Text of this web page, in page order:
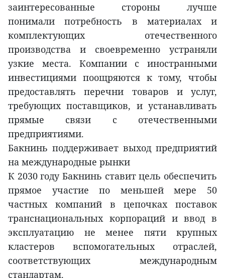
заинтересованные стороны лучше
понимали потребность в материалах и
комплектующих отечественного
производства и своевременно устраняли
узкие места. Компании с иностранными
инвестициями поощряются к тому, чтобы
предоставлять перечни товаров и услуг,
требующих поставщиков, и устанавливать
прямые связи с отечественными
предприятиями.
Бакнинь поддерживает выход предприятий
на международные рынки
К 2030 году Бакнинь ставит цель обеспечить
прямое участие по меньшей мере 50
частных компаний в цепочках поставок
транснациональных корпораций и ввод в
эксплуатацию не менее пяти крупных
кластеров вспомогательных отраслей,
соответствующих международным
стандартам.